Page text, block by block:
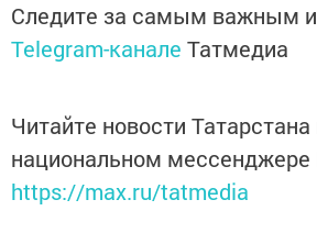
Следите за самым важным
Telegram-канале Татмедиа
Читайте новости Татарстана
национальном
https://max.ru/tatmedia